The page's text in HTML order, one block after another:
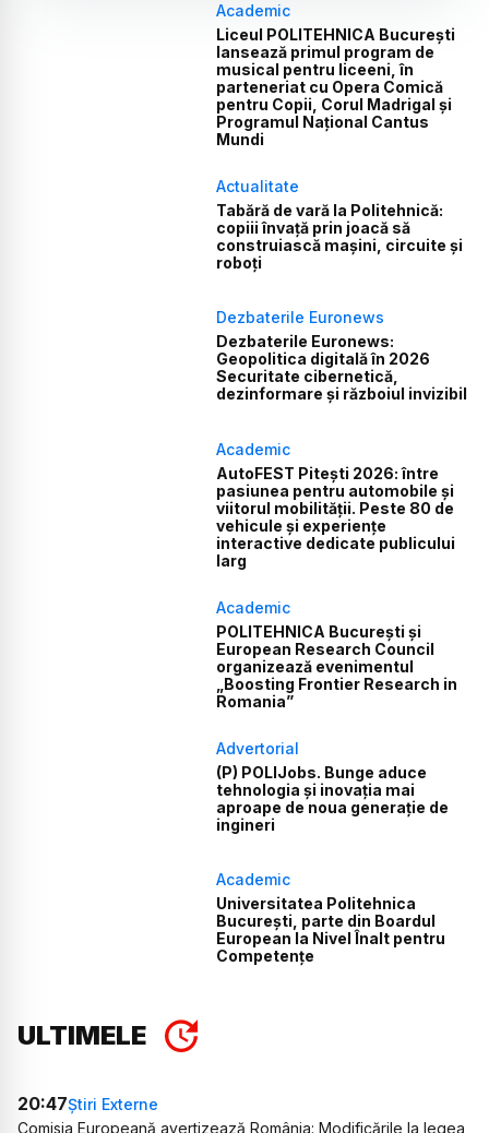
Academic
Liceul POLITEHNICA București
lansează primul program de
musical pentru liceeni, în
parteneriat cu Opera Comică
pentru Copii, Corul Madrigal și
Programul Național Cantus
Mundi
Actualitate
Tabără de vară la Politehnică:
copiii învață prin joacă să
construiască mașini, circuite și
roboți
Dezbaterile Euronews
Dezbaterile Euronews:
Geopolitica digitală în 2026
Securitate cibernetică,
dezinformare și războiul invizibil
Academic
AutoFEST Pitești 2026: între
pasiunea pentru automobile și
viitorul mobilității. Peste 80 de
vehicule și experiențe
interactive dedicate publicului
larg
Academic
POLITEHNICA București și
European Research Council
organizează evenimentul
„Boosting Frontier Research in
Romania”
Advertorial
(P) POLIJobs. Bunge aduce
tehnologia și inovația mai
aproape de noua generație de
ingineri
Academic
Universitatea Politehnica
București, parte din Boardul
European la Nivel Înalt pentru
Competențe
ULTIMELE
20:47Știri Externe
Comisia Europeană avertizează România: Modificările la legea